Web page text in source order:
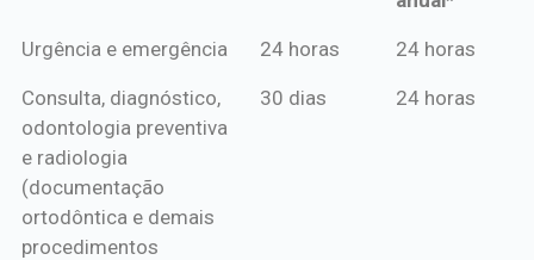
*Procedimentos Amil
*Pagamento
mensal*
*Pagamento
de crédito
Urgência e emergência 24 horas 24 horas
Consulta, diagnóstico,
odontologia preventiva
e radiologia
(documentação
ortodôntica e demais
procedimentos
30 dias 24 horas